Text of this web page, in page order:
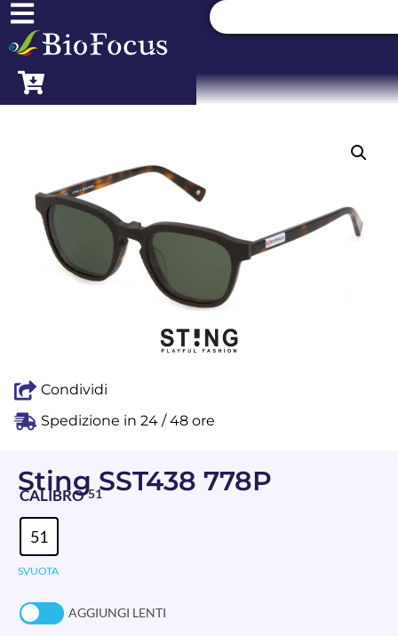
Condividi
Spedizione in 24 / 48 ore
Sting SST438 778P
CALIBRO 51
51
SVUOTA
AGGIUNGI LENTI